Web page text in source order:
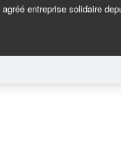
entreprise solidaire